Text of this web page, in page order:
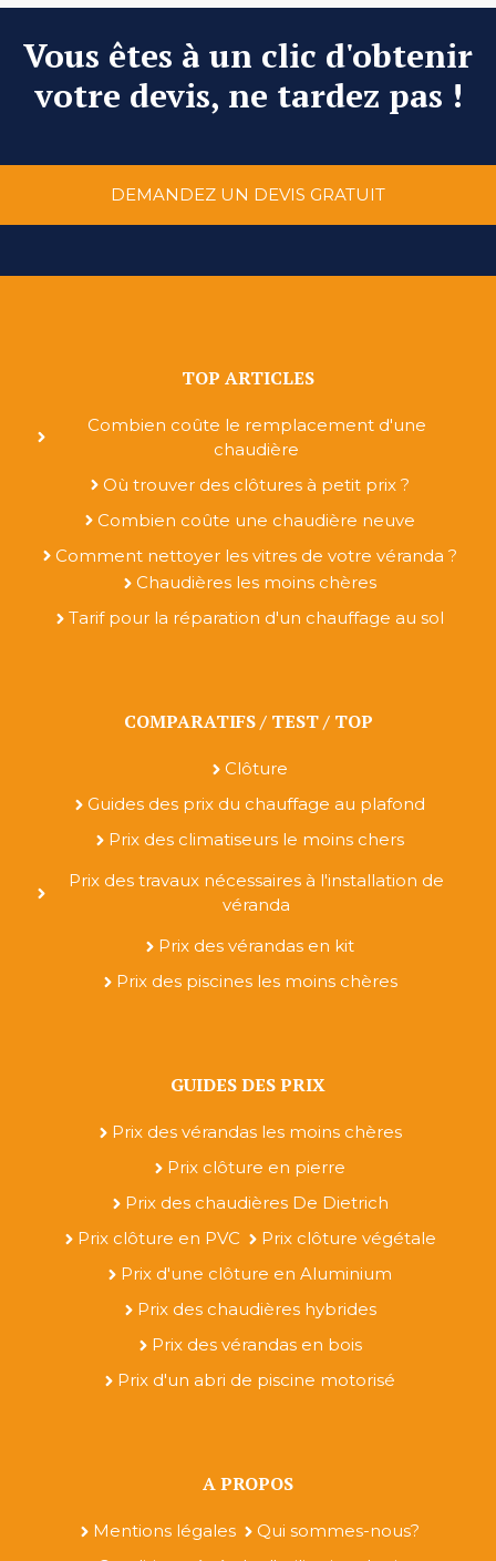
Vous êtes à un clic d'obtenir
votre devis, ne tardez pas !
DEMANDEZ UN DEVIS GRATUIT
TOP ARTICLES
Combien coûte le remplacement d'une
chaudière
Où trouver des clôtures à petit prix ?
Combien coûte une chaudière neuve
Comment nettoyer les vitres de votre véranda ?
Chaudières les moins chères
Tarif pour la réparation d'un chauffage au sol
COMPARATIFS / TEST / TOP
Clôture
Guides des prix du chauffage au plafond
Prix des climatiseurs le moins chers
Prix des travaux nécessaires à l'installation de
véranda
Prix des vérandas en kit
Prix des piscines les moins chères
GUIDES DES PRIX
Prix des vérandas les moins chères
Prix clôture en pierre
Prix des chaudières De Dietrich
Prix clôture en PVC
Prix clôture végétale
Prix d'une clôture en Aluminium
Prix des chaudières hybrides
Prix des vérandas en bois
Prix d'un abri de piscine motorisé
A PROPOS
Mentions légales
Qui sommes-nous?